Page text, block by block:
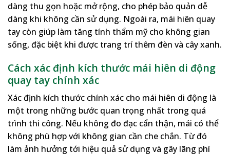
dàng thu gọn hoặc mở rộng, cho phép bảo quản dễ
dàng khi không cần sử dụng. Ngoài ra, mái hiên quay
tay còn giúp làm tăng tính thẩm mỹ cho không gian
sống, đặc biệt khi được trang trí thêm đèn và cây xanh.
Cách xác định kích thước mái hiên di động
quay tay chính xác
Xác định kích thước chính xác cho mái hiên di động là
một trong những bước quan trọng nhất trong quá
trình thi công. Nếu không đo đạc cẩn thận, mái có thể
không phù hợp với không gian cần che chắn. Từ đó
làm ảnh hưởng tới hiệu quả sử dụng và gây lãng phí